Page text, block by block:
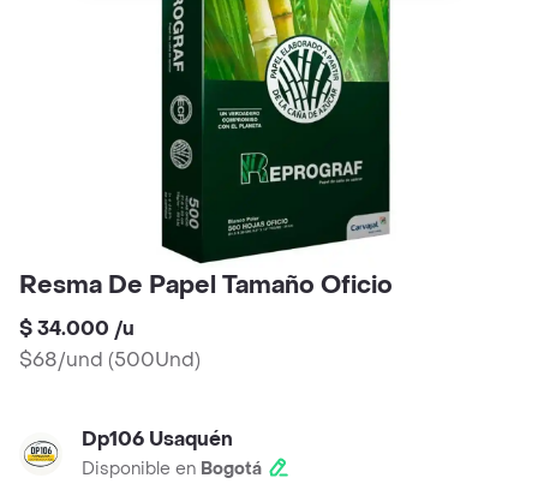
Resma De Papel Tamaño Oficio
$ 34.000 /u
$68/und (500Und)
Dp106 Usaquén
Disponible en Bogotá